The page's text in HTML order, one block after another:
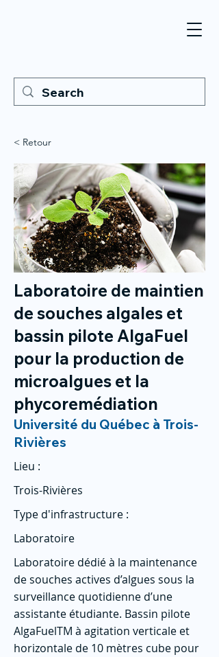
< Retour
Laboratoire de maintien
de souches algales et
bassin pilote AlgaFuel
pour la production de
microalgues et la
phycoremédiation
Université du Québec à Trois-
Rivières
Lieu :
Trois-Rivières
Type d'infrastructure :
Laboratoire
Laboratoire dédié à la maintenance
de souches actives d’algues sous la
surveillance quotidienne d’une
assistante étudiante. Bassin pilote
AlgaFuelTM à agitation verticale et
horizontale de 10 mètres cube pour